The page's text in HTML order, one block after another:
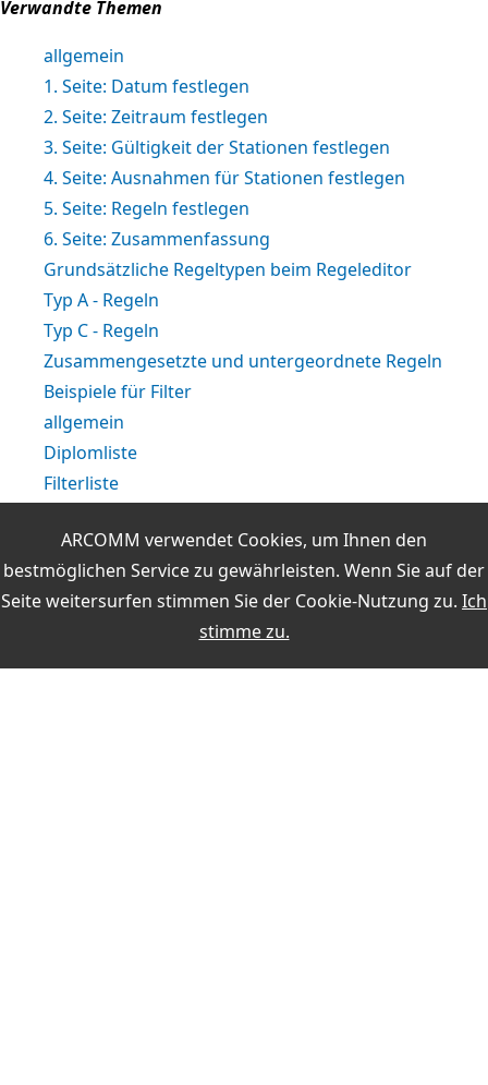
ARCOMM verwendet Cookies, um Ihnen den
bestmöglichen Service zu gewährleisten. Wenn Sie auf der
Seite weitersurfen stimmen Sie der Cookie-Nutzung zu. Ich
stimme zu.
Verwandte Themen
allgemein
1. Seite: Datum festlegen
2. Seite: Zeitraum festlegen
3. Seite: Gültigkeit der Stationen festlegen
4. Seite: Ausnahmen für Stationen festlegen
5. Seite: Regeln festlegen
6. Seite: Zusammenfassung
Grundsätzliche Regeltypen beim Regeleditor
Typ A - Regeln
Typ C - Regeln
Zusammengesetzte und untergeordnete Regeln
Beispiele für Filter
allgemein
Diplomliste
Filterliste
Auswertungsliste
Die Durchführung einer Diplomauswertung
Online-Auswertungen während der QSO-Eingabe